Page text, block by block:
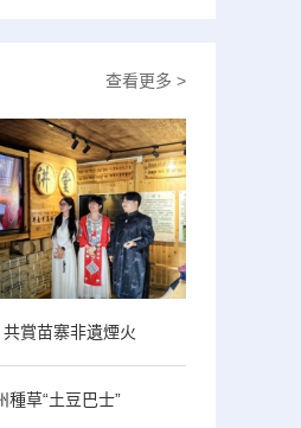
查看更多 >
賞苗寨非遺煙火
種草“土豆巴士”